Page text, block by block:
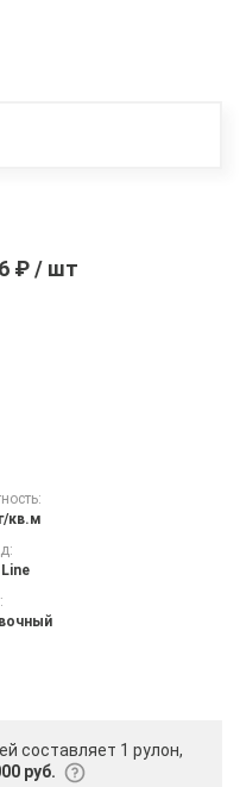
₽ / шт
кв.м
составляет 1 рулон,
руб.